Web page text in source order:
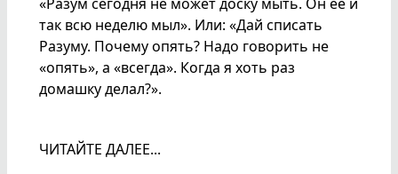
так всю неделю мыл». Или: «Дай списать
Разуму. Почему опять? Надо говорить не
«опять», а «всегда». Когда я хоть раз
домашку делал?».
ЧИТАЙТЕ ДАЛЕЕ...